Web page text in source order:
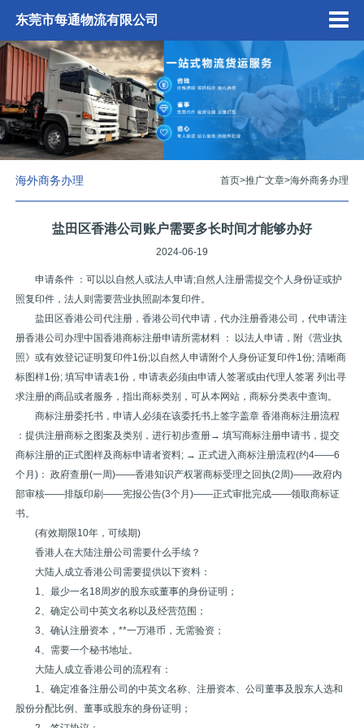
东莞市每通物流有限公司
海外商务办理 首页>推广文章>海外商务办理
盐田区香港公司账户需要多长时间才能够办好
2024-06-19
申请条件 ：可以以自然人或法人申请;自然人注册需提交个人身份证或护
照复印件，法人则需要营业执照副本复印件。
盐田区香港公司代注册，香港公司代申请，代办注册香港公司，代申请注
册香港公司办理中国香港商标注册申请所需材料 ： 以法人申请，附《营业执
照》或有效登记证明复印件1份;以自然人申请附个人身份证复印件1份; 清晰商
标图样1份; 填写申请表1份，申请表必须由申请人签署或由代理人签署 列出寻
求注册的商品或者服务，指出商标类别，可从本网站，商标分类表中查询。
商标注册委托书，申请人必须在该委托书上签字盖章 香港商标注册流程
：提供注册商标之图案及类别，进行初步查册→ 填写商标注册申请书，提交
商标注册的正式图样及商标申请者资料; → 正式进入商标注册流程(约4——6
个月)： 政府查册(一周)——香港知识产权署商标受理之回执(2周)——政府内
部审核——排版印刷——宪报公告(3个月)——正式审批完成——领取商标证
书。
(有效期限10年，可续期)
香港人在大陆注册公司需要什么手续？
大陆人成立香港公司需要提供以下资料：
1、最少一名18周岁的股东或董事的身份证明；
2、确定公司中英文名称以及经营范围；
3、确认注册资本，**一万港币，无需验资；
4、需要一个秘书地址。
大陆人成立香港公司的流程有：
1、确定准备注册公司的中英文名称、注册资本、公司董事及股东人选和
股份分配比例、董事或股东的身份证明；